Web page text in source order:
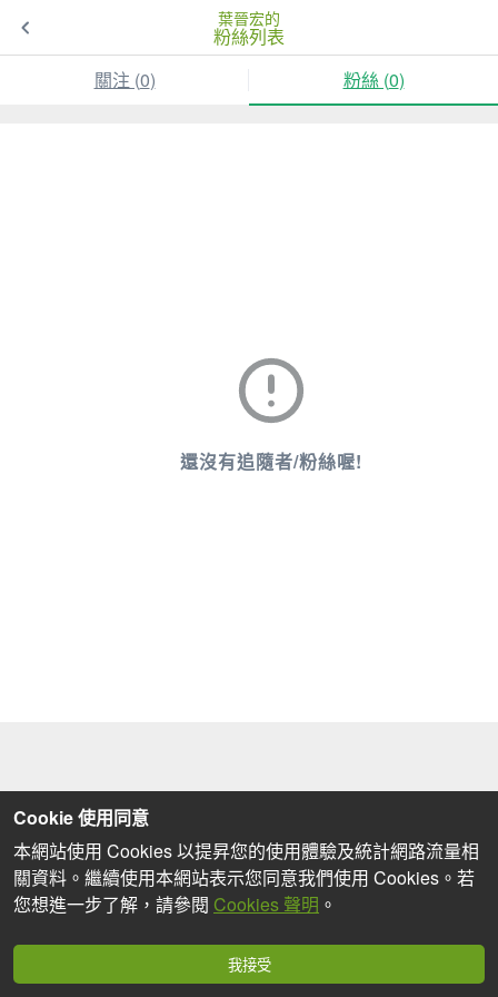
葉晉宏的
粉絲列表
關注 (0) 粉絲 (0)
還沒有追隨者/粉絲喔!
Cookie 使用同意
本網站使用 Cookies 以提昇您的使用體驗及統計網路流量相
關資料。繼續使用本網站表示您同意我們使用 Cookies。若
您想進一步了解，請參閱 Cookies 聲明 。
我接受